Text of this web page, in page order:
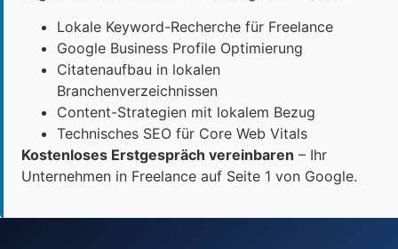
Lokale Keyword-Recherche für Freelance
Google Business Profile Optimierung
Citatenaufbau in lokalen
Branchenverzeichnissen
Content-Strategien mit lokalem Bezug
Technisches SEO für Core Web Vitals
Kostenloses Erstgespräch vereinbaren – Ihr
Unternehmen in Freelance auf Seite 1 von Google.